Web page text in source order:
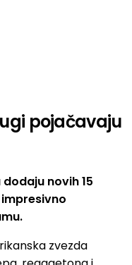
pojačavaju
novih 15
zvezda